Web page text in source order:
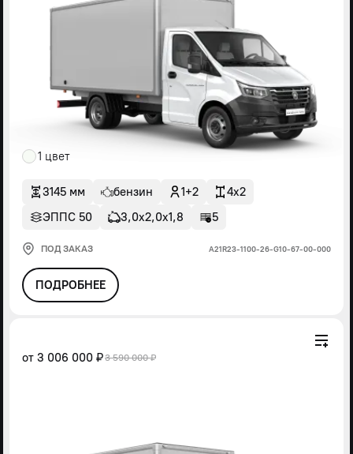
1 цвет
3145 мм бензин 1+2
4x2
ЭППС 50
3,0х2,0х1,8 5
ПОД ЗАКАЗ А21R23-1100-26-G10-67-00-000
ПОДРОБНЕЕ
от 3 006 000 ₽3 590 000 ₽